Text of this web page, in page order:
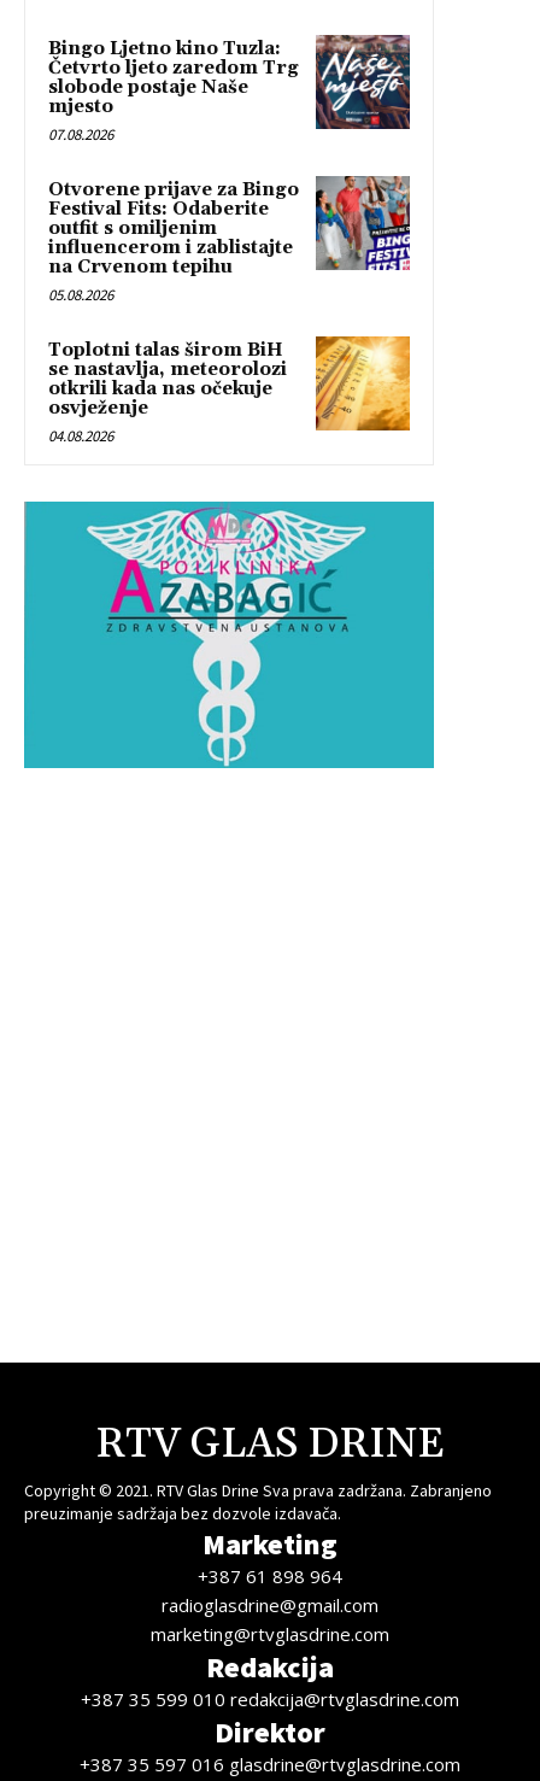
Bingo Ljetno kino Tuzla:
Četvrto ljeto zaredom Trg
slobode postaje Naše
mjesto
07.08.2026
Otvorene prijave za Bingo
Festival Fits: Odaberite
outfit s omiljenim
influencerom i zablistajte
na Crvenom tepihu
05.08.2026
Toplotni talas širom BiH
se nastavlja, meteorolozi
otkrili kada nas očekuje
osvježenje
04.08.2026
RTV GLAS DRINE
Copyright © 2021. RTV Glas Drine Sva prava zadržana. Zabranjeno
preuzimanje sadržaja bez dozvole izdavača.
Marketing
+387 61 898 964
radioglasdrine@gmail.com
marketing@rtvglasdrine.com
Redakcija
+387 35 599 010 redakcija@rtvglasdrine.com
Direktor
+387 35 597 016 glasdrine@rtvglasdrine.com